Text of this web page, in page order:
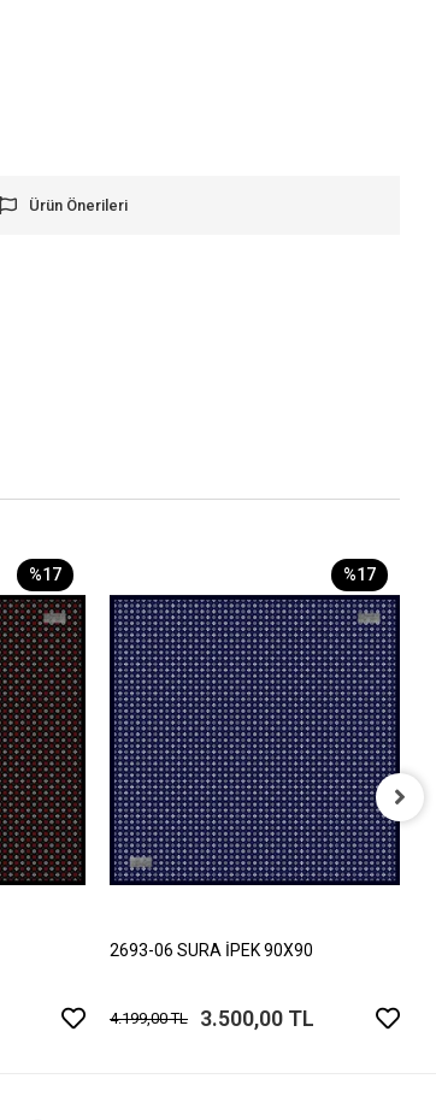
Ürün Önerileri
%17 %17
2693-06 SURA İPEK 90X90
4.199,00 TL 3.500,00 TL